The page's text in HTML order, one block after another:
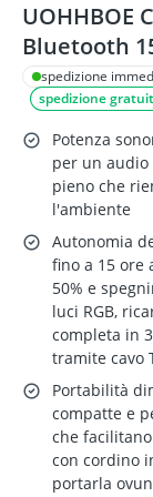
UOHHBOE
Bluetooth
spedizione
spedizione
Potenza
per un audio
pieno che
l'ambiente
Autonomia
fino a 15 ore
50% e
luci RGB,
completa in
tramite cavo
Portabilità
compatte e
che
con cordino
portarla